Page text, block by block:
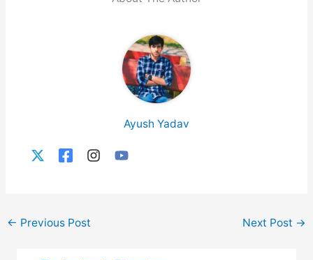
Ayush Yadav
← Previous Post Next Post →